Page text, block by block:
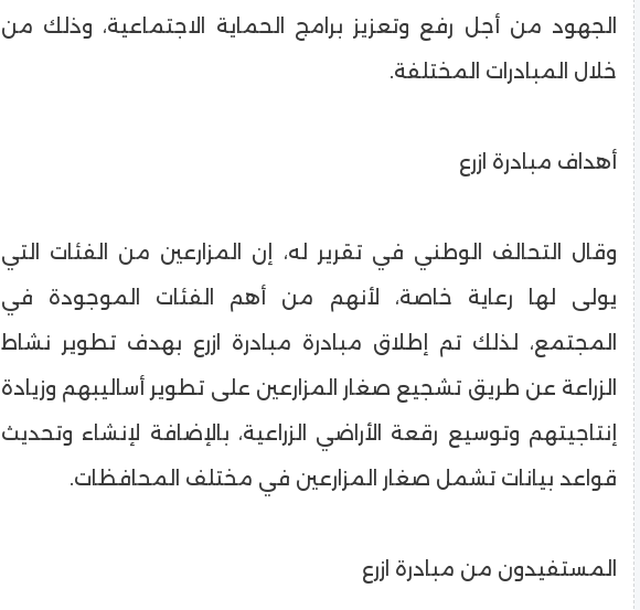
الجهود من أجل رفع وتعزيز برامج الحماية الاجتماعية، وذلك من
خلال المبادرات المختلفة.
أهداف مبادرة ازرع
وقال التحالف الوطني في تقرير له، إن المزارعين من الفئات التي
يولى لها رعاية خاصة، لأنهم من أهم الفئات الموجودة في
المجتمع، لذلك تم إطلاق مبادرة مبادرة ازرع بهدف تطوير نشاط
الزراعة عن طريق تشجيع صغار المزارعين على تطوير أساليبهم وزيادة
إنتاجيتهم وتوسيع رقعة الأراضي الزراعية، بالإضافة لإنشاء وتحديث
قواعد بيانات تشمل صغار المزارعين في مختلف المحافظات.
المستفيدون من مبادرة ازرع